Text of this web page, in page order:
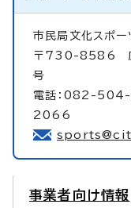
市民局文化スポ
〒730-8586 広
号
電話：082-
2066
事業者向け情報